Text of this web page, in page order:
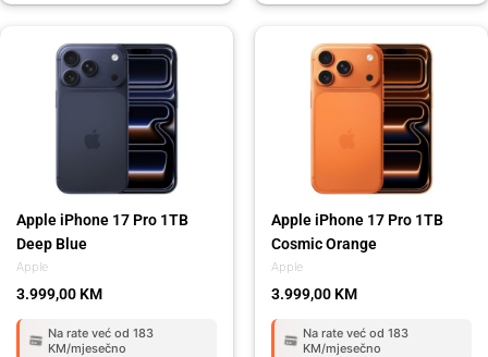
Apple
Apple iPhone 17 Pro 1TB
Deep Blue
3.999,00 KM
Na rate već od 183
KM/mjesečno
Apple
Apple iPhone 17 Pro 1TB
Cosmic Orange
3.999,00 KM
Na rate već od 183
KM/mjesečno